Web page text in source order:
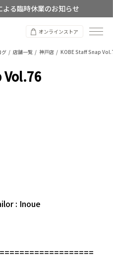
よる臨時休業のお知らせ
ースオーダースーツ
オンラインストア
グ 店舗一覧 神戸店 KOBE Staff Snap
Vol.76
: Inoue